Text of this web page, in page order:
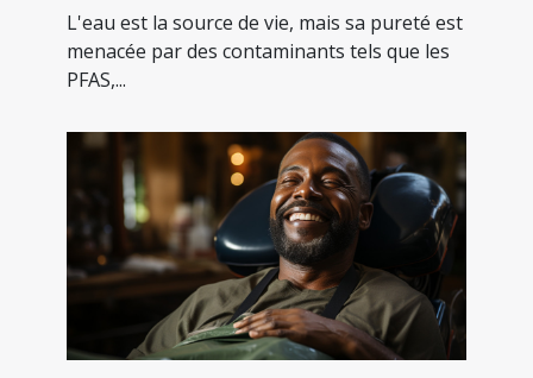
L'eau est la source de vie, mais sa pureté est
menacée par des contaminants tels que les
PFAS,...